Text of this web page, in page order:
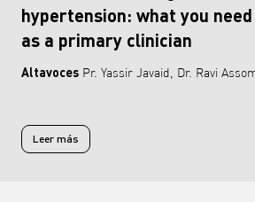
hypertension: what you
as a primary clinician
Altavoces Pr. Yassir Javaid, Dr. Ravi
Leer másLeer más sobre The modern